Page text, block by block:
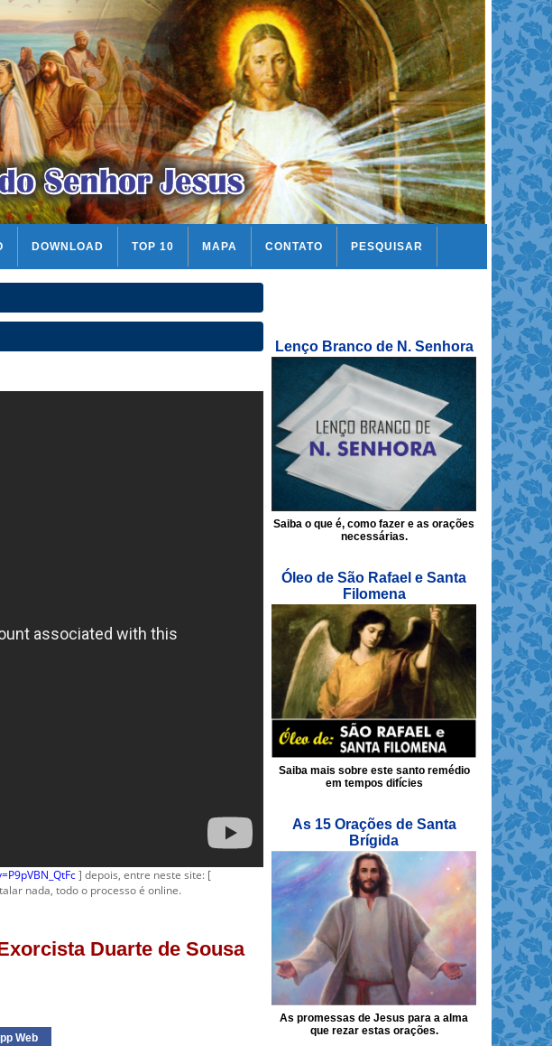
DOWNLOAD TOP 10 MAPA CONTATO PESQUISAR
] depois, entre neste site: [
nada, todo o processo é online.
Duarte de Sousa
Web
Lenço Branco de N. Senhora
Saiba o que é, como fazer e as orações
necessárias.
Óleo de São Rafael e Santa
Filomena
Saiba mais sobre este santo remédio
em tempos difícies
As 15 Orações de Santa
Brígida
As promessas de Jesus para a alma
que rezar estas orações.